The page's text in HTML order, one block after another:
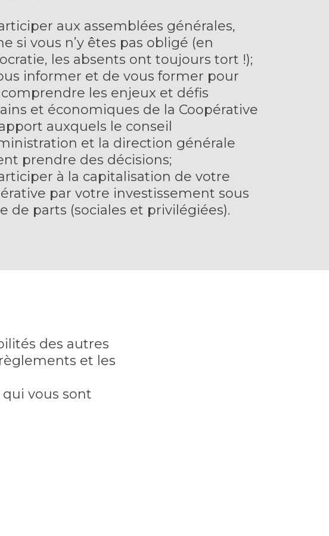
aux assemblées générales,
si vous n’y êtes pas obligé (en
les absents ont toujours tort !);
informer et de vous former pour
les enjeux et défis
et économiques de la Coopérative
auxquels le conseil
et la direction générale
prendre des décisions;
à la capitalisation de votre
par votre investissement sous
de parts (sociales et privilégiées).
des autres
et les
vous sont